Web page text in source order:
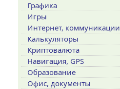
Графика
Игры
Интернет, коммуникации
Калькуляторы
Криптовалюта
Навигация, GPS
Образование
Офис, документы